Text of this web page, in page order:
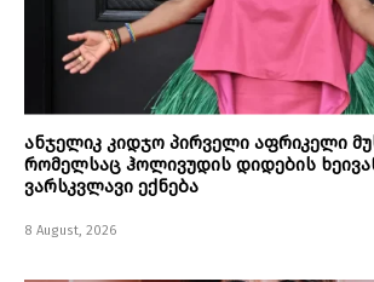
ანჯელიკ კიდჯო პირველი აფრიკელი
რომელსაც ჰოლივუდის დიდების
ვარსკვლავი ექნება
8 August, 2026